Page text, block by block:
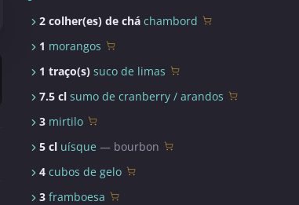
2 colher(es) de cháchambord
1 morangos
1 traço(s)suco de limas
7.5 clsumo de cranberry / arandos
3 mirtilo
5 cl uísque — bourbon
4cubos de gelo
3framboesa